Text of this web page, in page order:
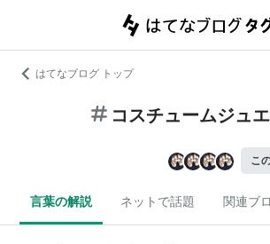
はてなブログ トップ
コスチュームジュ
こ
言葉の解説 ネットで話題 関連ブ